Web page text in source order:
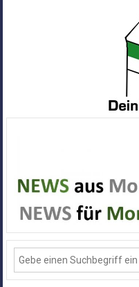
Alle
News
aus
Deiner
Stadt